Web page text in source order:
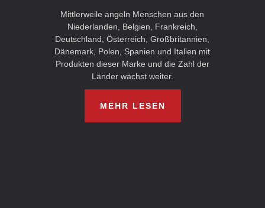
Mittlerweile angeln Menschen aus den
Niederlanden, Belgien, Frankreich,
Deutschland, Österreich, Großbritannien,
Dänemark, Polen, Spanien und Italien mit
Produkten dieser Marke und die Zahl der
Länder wächst weiter.
MEHR LESEN